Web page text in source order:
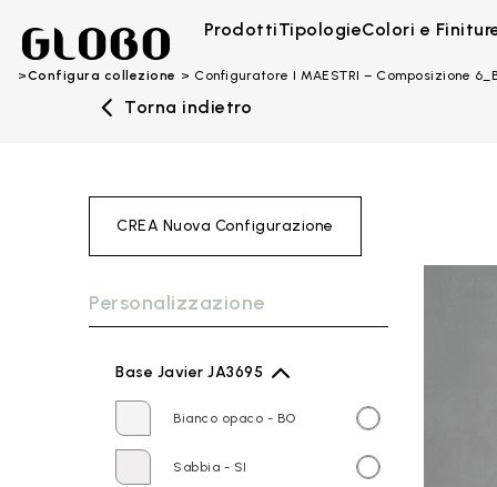
ProdottiTipologieColori e
Configura collezione Configuratore I MAESTRI – Composizione
Torna indietro
CREA Nuova Configurazione
Personalizzazione
Base Javier JA3695
Bianco opaco - BO
Sabbia - SI